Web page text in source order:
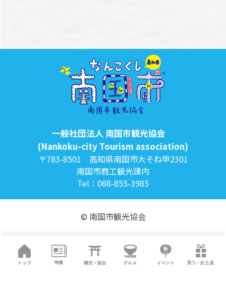
一般社団法人 南国市観光協会
(Nankoku-city Tourism association)
〒783-8501 高知県南国市大そね甲2301
南国市商工観光課内
Tel：088-855-3985
© 南国市観光協会